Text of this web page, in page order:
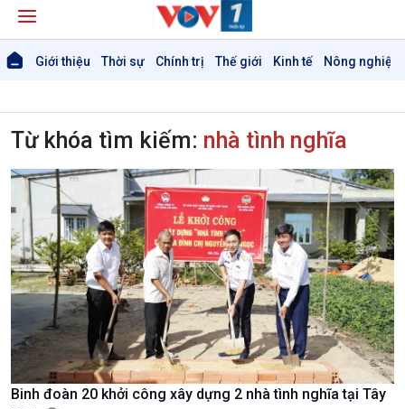
Giới thiệu Thời sự Chính trị Thế giới Kinh tế Nông nghiệp
Từ khóa tìm kiếm: nhà tình nghĩa
Binh đoàn 20 khởi công xây dựng 2 nhà tình nghĩa tại Tây